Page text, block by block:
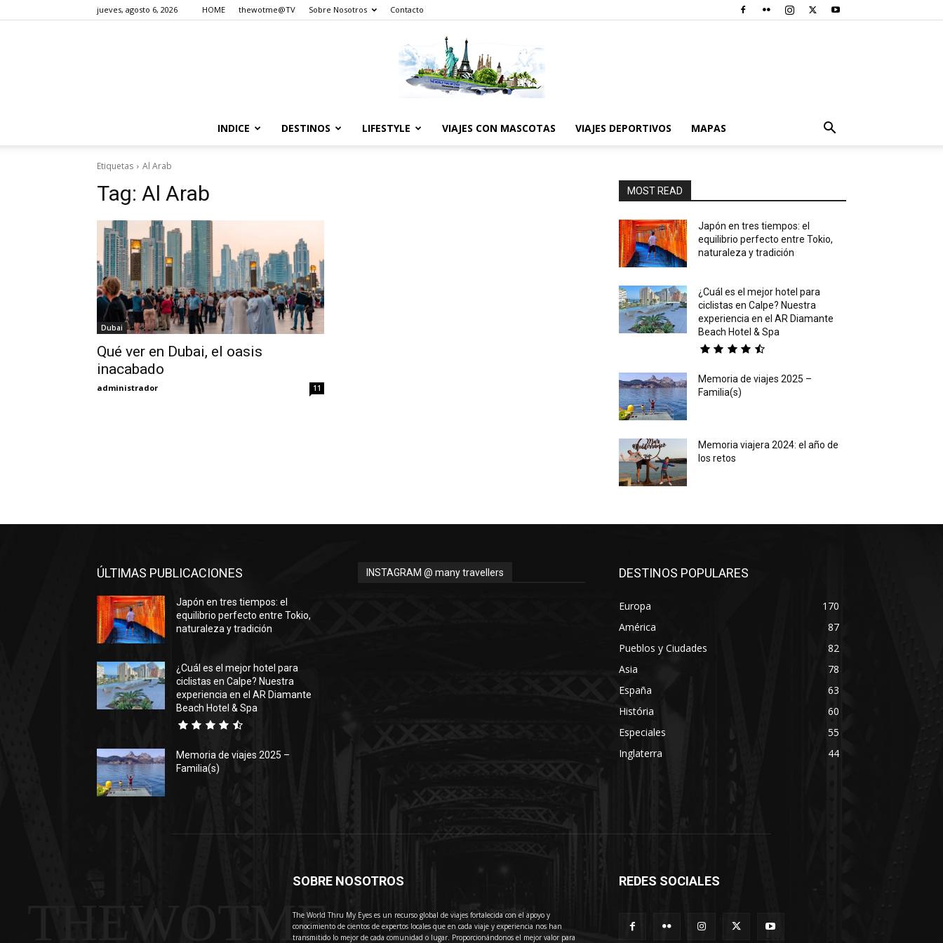
jueves, agosto 6, 2026 HOME thewotme@TV Sobre Nosotros Contacto
INDICE DESTINOS LIFESTYLE VIAJES CON MASCOTAS VIAJES DEPORTIVOS MAPAS
Etiquetas Al Arab
Tag: Al Arab
Dubai
Qué ver en Dubai, el oasis
inacabado
administrador 11
MOST READ
Japón en tres tiempos: el
equilibrio perfecto entre Tokio,
naturaleza y tradición
¿Cuál es el mejor hotel para
ciclistas en Calpe? Nuestra
experiencia en el AR Diamante
Beach Hotel & Spa
Memoria de viajes 2025 –
Familia(s)
Memoria viajera 2024: el año de
los retos
ÚLTIMAS PUBLICACIONES
Japón en tres tiempos: el
equilibrio perfecto entre Tokio,
naturaleza y tradición
¿Cuál es el mejor hotel para
ciclistas en Calpe? Nuestra
experiencia en el AR Diamante
Beach Hotel & Spa
Memoria de viajes 2025 –
Familia(s)
INSTAGRAM @ many travellers DESTINOS POPULARES
Europa
170
América
87
Pueblos y Ciudades
82
Asia
78
España
63
História
60
Especiales
55
Inglaterra
44
THEWOTME
SOBRE NOSOTROS
The World Thru My Eyes es un recurso global de viajes fortalecida con el apoyo y
conocimiento de cientos de expertos locales que en cada viaje y experiencia nos han
transmitido lo mejor de cada comunidad o lugar. Proporcionándonos el mejor valor para
REDES SOCIALES